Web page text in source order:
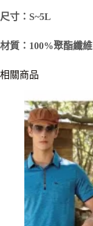
尺寸：S~5L
材質：100%聚酯纖維
相關商品